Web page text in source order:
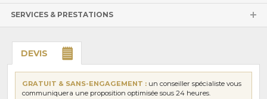
SERVICES & PRESTATIONS
DEVIS
GRATUIT & SANS-ENGAGEMENT : un conseiller spécialiste vous
communiquera une proposition optimisée sous 24 heures.